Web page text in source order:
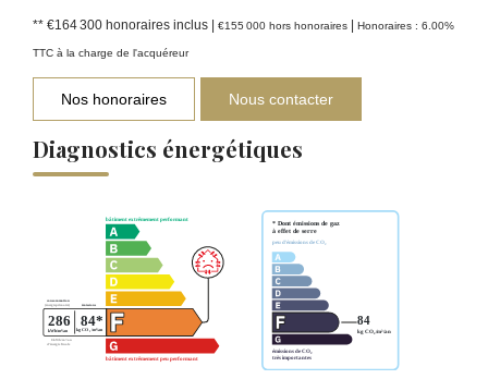
** €164 300 honoraires inclus | €155 000 hors honoraires | Honoraires : 6.00%
TTC à la charge de l'acquéreur
Nos honoraires Nous contacter
Diagnostics énergétiques